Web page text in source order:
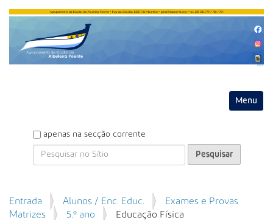
Toggle
P
e
i
s
apenas na secção corrente
P
e
Entrada Alunos / Enc. Educ.
Exames e Provas
Matrizes
5.º ano Educação Física